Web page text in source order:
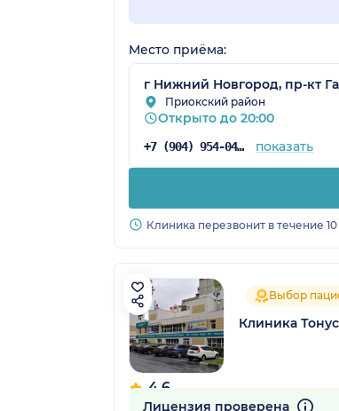
Место приёма:
г Нижний Новгород, пр-кт
Приокский район
Открыто до 20:00
+7 (904) 954-04-36 показать
Клиника перезвонит в течение
4.6
496 отзывов
Выбор
Клиника
Лицензия проверена